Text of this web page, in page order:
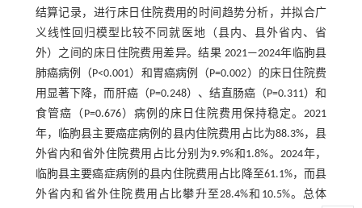
结算记录，进行床日住院费用的时间趋势分析，并拟合广
义线性回归模型比较不同就医地（县内、县外省内、省
外）之间的床日住院费用差异。结果 2021—2024年临朐县
肺癌病例（P<0.001）和胃癌病例（P=0.002）的床日住院费
用显著下降，而肝癌（P=0.248）、结直肠癌（P=0.311）和
食管癌（P=0.676）病例的床日住院费用保持稳定。2021
年，临朐县主要癌症病例的县内住院费用占比为88.3%，县
外省内和省外住院费用占比分别为9.9%和1.8%。2024年，
临朐县主要癌症病例的县内住院费用占比降至61.1%，而县
外省内和省外住院费用占比攀升至28.4%和10.5%。总体